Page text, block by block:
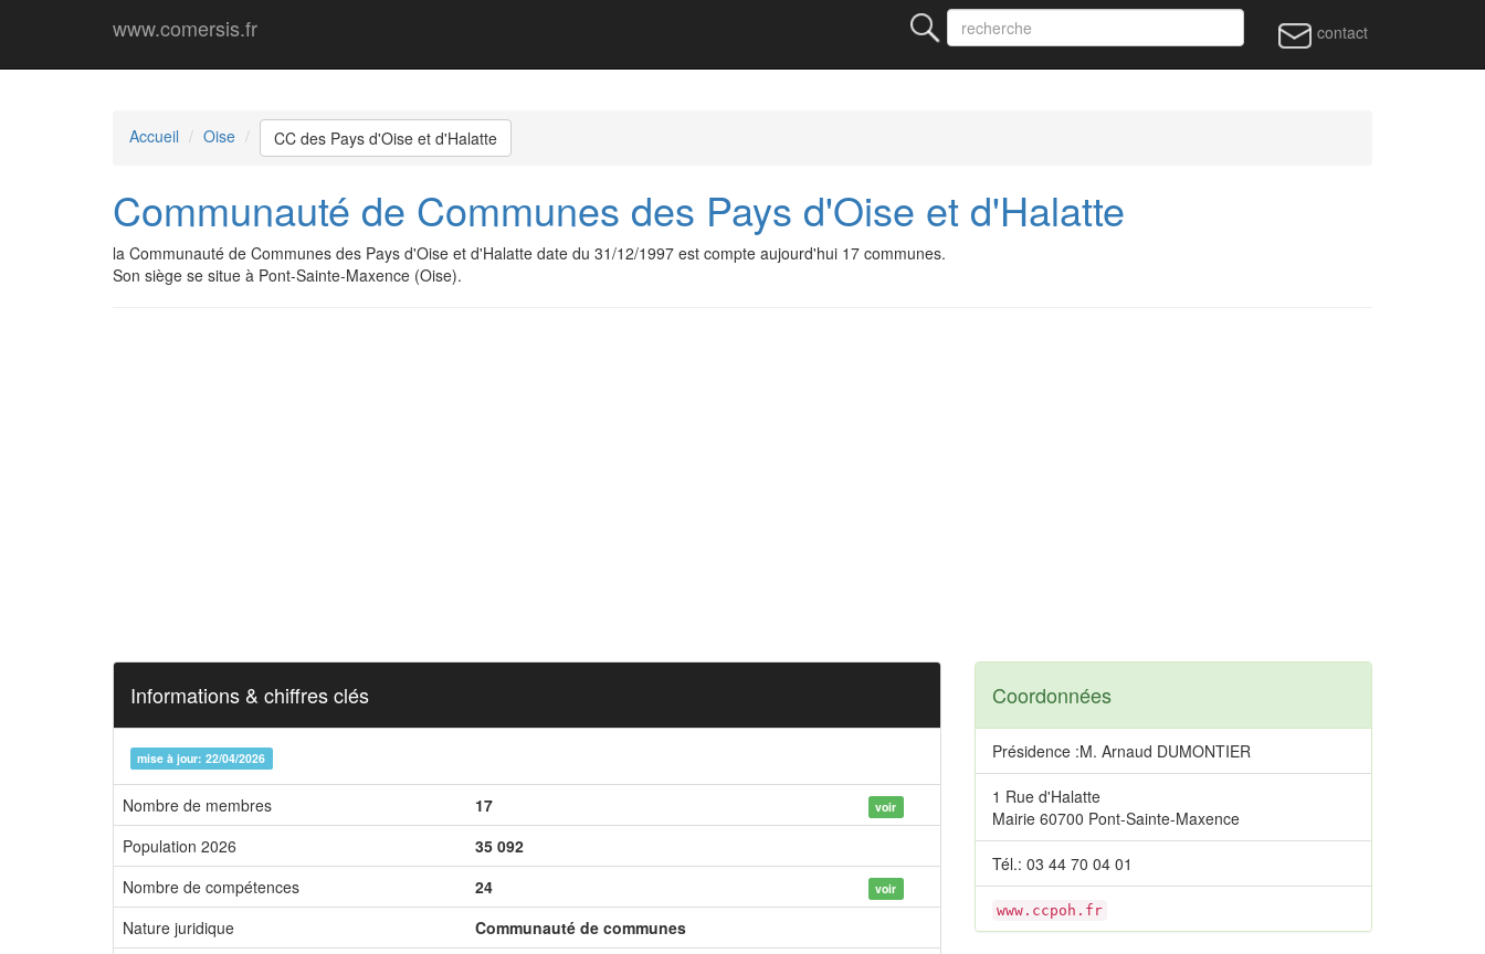
www.comersis.fr contact
Accueil Oise CC des Pays d'Oise et d'Halatte
Communauté de Communes des Pays d'Oise et d'Halatte
la Communauté de Communes des Pays d'Oise et d'Halatte date du 31/12/1997 est compte aujourd'hui 17 communes.
Son siège se situe à Pont-Sainte-Maxence (Oise).
Informations & chiffres clés
mise à jour: 22/04/2026
Nombre de membres 17 voir
Population 2026
35 092
Nombre de compétences
24 voir
Nature juridique
Communauté de communes
Coordonnées
Présidence :M. Arnaud DUMONTIER
1 Rue d'Halatte
Mairie 60700 Pont-Sainte-Maxence
Tél.: 03 44 70 04 01
www.ccpoh.fr